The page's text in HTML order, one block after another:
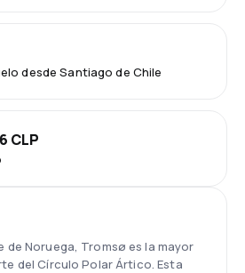
desde Santiago de Chile
CLP
de Noruega, Tromsø es la mayor
del Círculo Polar Ártico. Esta